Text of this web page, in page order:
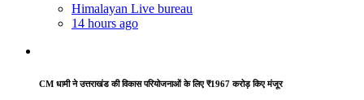
Himalayan Live bureau
14 hours ago
CM धामी ने उत्तराखंड की विकास परियोजनाओं के लिए ₹1967 करोड़ किए मंजूर